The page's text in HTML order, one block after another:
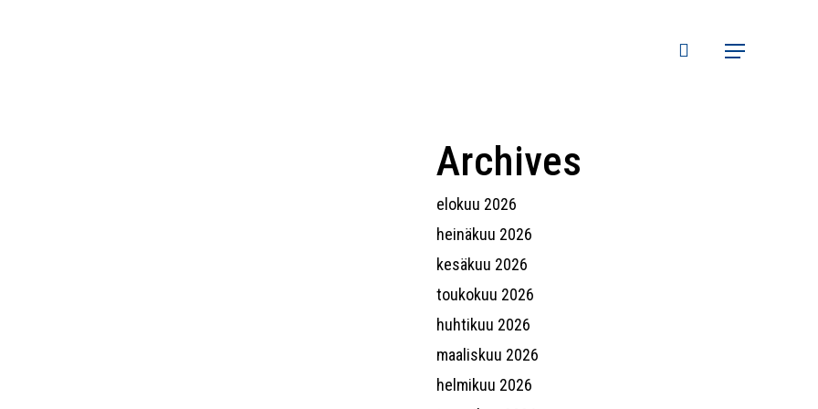
Menu
search
Archives
elokuu 2026
heinäkuu 2026
kesäkuu 2026
toukokuu 2026
huhtikuu 2026
maaliskuu 2026
helmikuu 2026